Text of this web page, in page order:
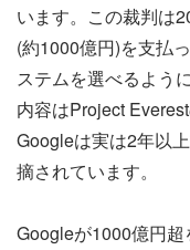
います。この裁判は
(約1000億円)を支払
ステムを選べるよう
内容はProject
Googleは実は2年以
摘されています。
Googleが1000億円